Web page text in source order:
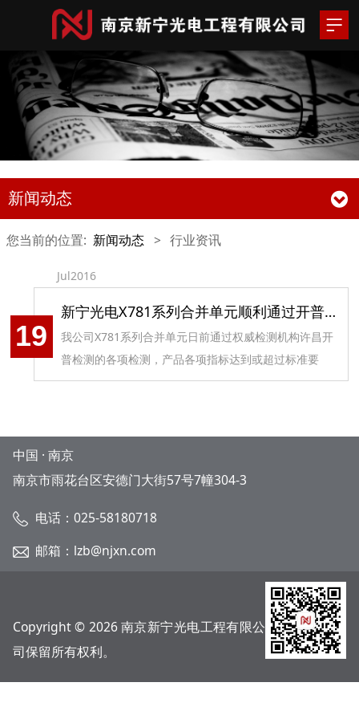
新闻动态
您当前的位置: 新闻动态 > 行业资讯
Jul2016
19
新宁光电X781系列合并单元顺利通过开普实验
我公司X781系列合并单元日前通过权威检测机构许昌开
普检测的各项检测，产品各项指标达到或超过标准要
求，顺利取得检验报告我公司研发设计生产的X781系列
中国 · 南京
南京市雨花台区安德门大街57号7幢304-3
电话：025-58180718
邮箱：lzb@njxn.com
Copyright © 2026 南京新宁光电工程有限公
司保留所有权利。